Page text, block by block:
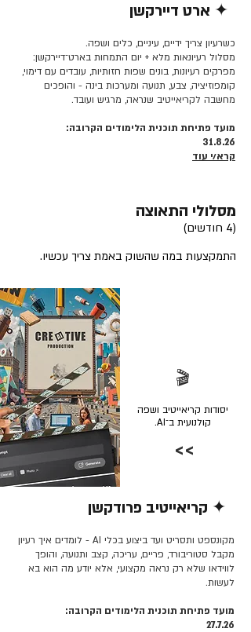
✦ ארט דיירקשן
כשרעיון צריך ידיים, עיניים, כלים ושפה.
מסלול רעיונאות מלא + יום התמחות בארט־דיירקשן:
מפרקים רעיונות, בונים שפות חזותיות, עובדים עם דימוי,
קומפוזיציה, צבע, תנועה ומערכות בינה - והופכים
מחשבה לקריאייטיב שנראה, מרגיש ועובד.
מועד פתיחת תוכנית הלימודים הקרובה:
31.8.26
קרא/י עוד
מסלולי התאוצה
(4 חודשים)
התמקצעות במה שהשוק באמת צריך עכשיו.
🎬
יסודות קריאייטיב ושפה
קולנועית ב־AI.
>>
✦ קריאייטיב פרודקשן
מקונספט ותסריט ועד ביצוע בכלי AI - לומדים איך רעיון
מקבל סטוריבורד, פריים, עריכה, קצב ותנועה, והופך
לווידאו שלא רק נראה מקצועי, אלא יודע מה הוא בא
לעשות.
מועד פתיחת תוכנית הלימודים הקרובה:
27.7.26